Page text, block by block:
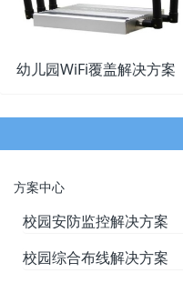
幼儿园WiFi覆盖解决方案
方案中心
校园安防监控解决方案
校园综合布线解决方案